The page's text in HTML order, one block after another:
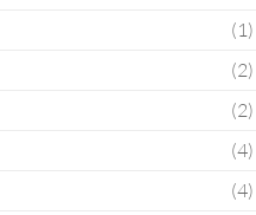
(1)
(2)
(2)
(4)
(4)